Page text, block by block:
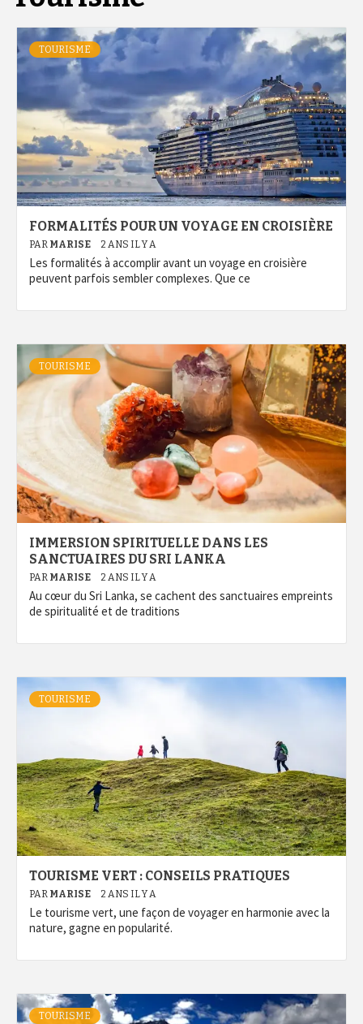
TOURISME
FORMALITÉS POUR UN VOYAGE EN CROISIÈRE
PAR MARISE 2 ANS IL Y A
Les formalités à accomplir avant un voyage en croisière
peuvent parfois sembler complexes. Que ce
TOURISME
IMMERSION SPIRITUELLE DANS LES
SANCTUAIRES DU SRI LANKA
PAR MARISE 2 ANS IL Y A
Au cœur du Sri Lanka, se cachent des sanctuaires empreints
de spiritualité et de traditions
TOURISME
TOURISME VERT : CONSEILS PRATIQUES
PAR MARISE 2 ANS IL Y A
Le tourisme vert, une façon de voyager en harmonie avec la
nature, gagne en popularité.
TOURISME